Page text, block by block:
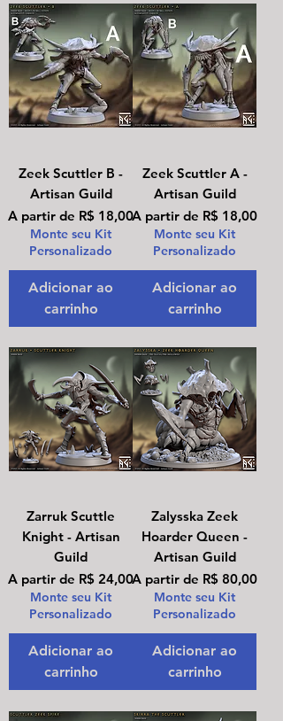
Zeek Scuttler B -
Artisan Guild
A partir de R$ 18,00
Preço promocional
Monte seu Kit
Personalizado
Adicionar ao
carrinho
Zeek Scuttler A -
Artisan Guild
A partir de R$ 18,00
Preço promocional
Monte seu Kit
Personalizado
Adicionar ao
carrinho
Zarruk Scuttle
Knight - Artisan
Guild
A partir de R$ 24,00
Preço promocional
Monte seu Kit
Personalizado
Adicionar ao
carrinho
Zalysska Zeek
Hoarder Queen -
Artisan Guild
A partir de R$ 80,00
Preço promocional
Monte seu Kit
Personalizado
Adicionar ao
carrinho